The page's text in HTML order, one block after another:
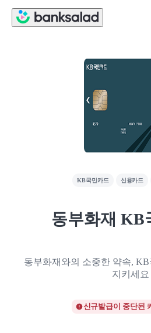
KB국민카드 신용카드
동부화재 KB
동부화재와의 소중한 약속,
지키세요
신규발급이 중단된